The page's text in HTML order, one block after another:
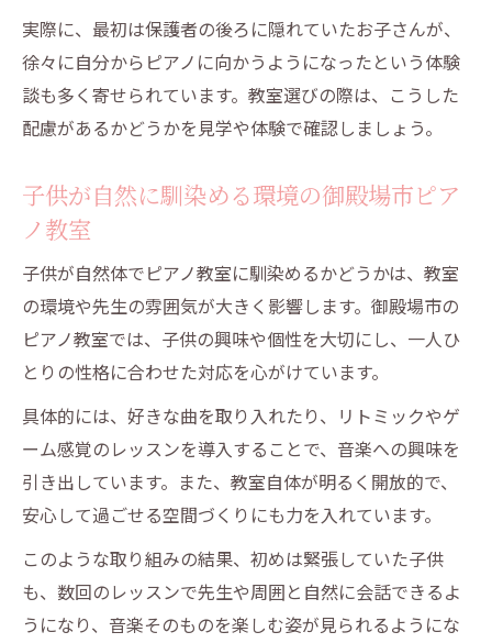
実際に、最初は保護者の後ろに隠れていたお子さんが、
徐々に自分からピアノに向かうようになったという体験
談も多く寄せられています。教室選びの際は、こうした
配慮があるかどうかを見学や体験で確認しましょう。
子供が自然に馴染める環境の御殿場市ピア
ノ教室
子供が自然体でピアノ教室に馴染めるかどうかは、教室
の環境や先生の雰囲気が大きく影響します。御殿場市の
ピアノ教室では、子供の興味や個性を大切にし、一人ひ
とりの性格に合わせた対応を心がけています。
具体的には、好きな曲を取り入れたり、リトミックやゲ
ーム感覚のレッスンを導入することで、音楽への興味を
引き出しています。また、教室自体が明るく開放的で、
安心して過ごせる空間づくりにも力を入れています。
このような取り組みの結果、初めは緊張していた子供
も、数回のレッスンで先生や周囲と自然に会話できるよ
うになり、音楽そのものを楽しむ姿が見られるようにな